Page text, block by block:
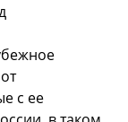
с ее